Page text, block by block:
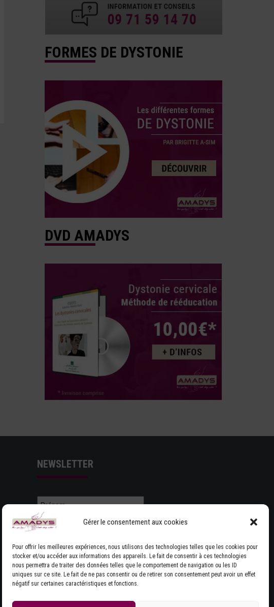
Gérer le consentement aux cookies
Pour offrir les meilleures expériences, nous utilisons des technologies telles que les cookies pour
stocker et/ou accéder aux informations des appareils. Le fait de consentir à ces technologies
nous permettra de traiter des données telles que le comportement de navigation ou les ID
uniques sur ce site. Le fait de ne pas consentir ou de retirer son consentement peut avoir un effet
négatif sur certaines caractéristiques et fonctions.
FORMES DE DYSTONIE
DVD AMADYS
NEWSLETTER
J'ACCEPTE LES CONDITIONS GÉNÉRALES
D'UTILISATION